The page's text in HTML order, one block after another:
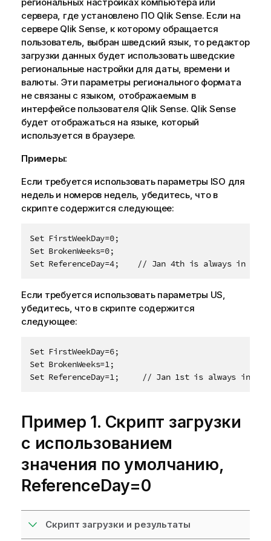
сервера, где установлено ПО Qlik Sense. Если на
сервере Qlik Sense, к которому обращается
пользователь, выбран шведский язык, то редактор
загрузки данных будет использовать шведские
региональные настройки для даты, времени и
валюты. Эти параметры регионального формата
не связаны с языком, отображаемым в
интерфейсе пользователя Qlik Sense. Qlik Sense
будет отображаться на языке, который
используется в браузере.
Примеры:
Если требуется использовать параметры ISO для
недель и номеров недель, убедитесь, что в
скрипте содержится следующее:
Set FirstWeekDay=0;
Set BrokenWeeks=0;
Set ReferenceDay=4;    // Jan 4th is always in
Если требуется использовать параметры US,
убедитесь, что в скрипте содержится
следующее:
Set FirstWeekDay=6;
Set BrokenWeeks=1;
Set ReferenceDay=1;     // Jan 1st is always in
Пример 1. Скрипт загрузки
с использованием
значения по умолчанию,
ReferenceDay=0
Скрипт загрузки и результаты